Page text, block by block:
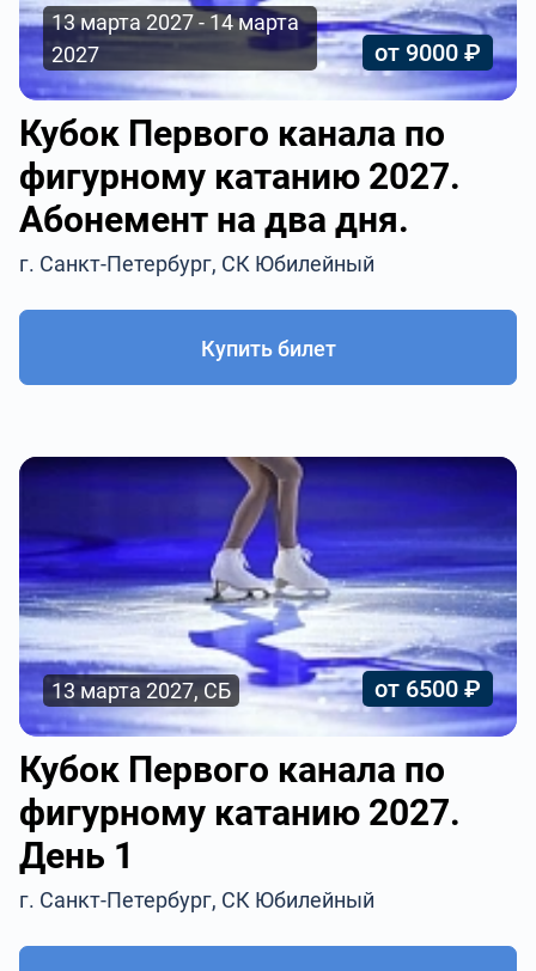
13 марта 2027 - 14 марта
2027
от 9000 ₽
Кубок Первого канала по
фигурному катанию 2027.
Абонемент на два дня.
г. Санкт-Петербург, СК Юбилейный
Купить билет
13 марта 2027, СБ от 6500 ₽
Кубок Первого канала по
фигурному катанию 2027.
День 1
г. Санкт-Петербург, СК Юбилейный